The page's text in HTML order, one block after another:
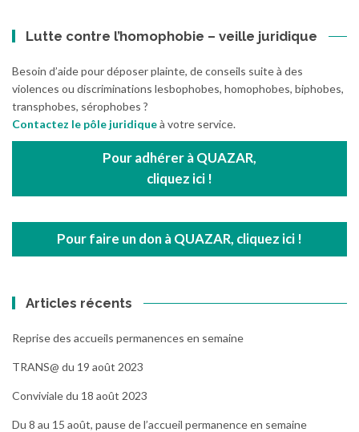
Lutte contre l’homophobie – veille juridique
Besoin d’aide pour déposer plainte, de conseils suite à des
violences ou discriminations lesbophobes, homophobes, biphobes,
transphobes, sérophobes ?
Contactez le pôle juridiqueà votre service.
Pour adhérer à QUAZAR,
cliquez ici !
Pour faire un don à QUAZAR, cliquez ici !
Articles récents
Reprise des accueils permanences en semaine
TRANS@ du 19 août 2023
Conviviale du 18 août 2023
Du 8 au 15 août, pause de l’accueil permanence en semaine